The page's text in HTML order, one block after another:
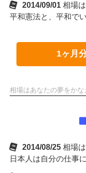
2014/09/01 相場
平和憲法と、平和で
1ヶ月
相場はあなたの夢をか
2014/08/25 相場
日本人は自分の仕事